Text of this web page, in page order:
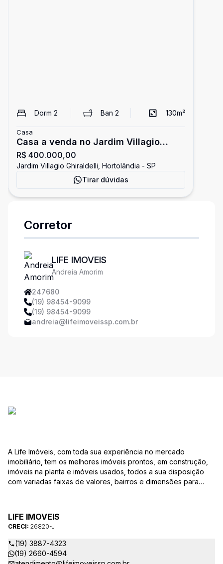
Dorm 2 Ban2 130m²
Casa
Casa a venda no Jardim Villagio
Ghiraldelli
R$ 400.000,00
Jardim Villagio Ghiraldelli, Hortolândia - SP
Tirar dúvidas
Corretor
LIFE IMOVEIS
Andreia Amorim
247680
(19) 98454-9099
(19) 98454-9099
andreia@lifeimoveissp.com.br
A Life Imóveis, com toda sua experiência no mercado
imobiliário, tem os melhores imóveis prontos, em construção,
imóveis na planta e imóveis usados, todos a sua disposição
com variadas faixas de valores, bairros e dimensões para
as suas dúvidas sobre casas, apartamentos, terrenos, salas
comerciais e outros produtos imobiliários.
LIFE IMOVEIS
CRECI: 26820-J
(19) 3887-4323
(19) 2660-4594